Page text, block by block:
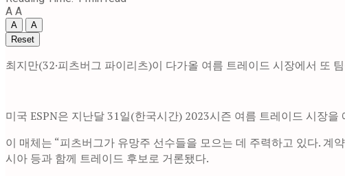
A A
A
A
Reset
최지만(32·피츠버그 파이리츠)이 다가올 여름 트레이드 시장에서 또
미국 ESPN은 지난달 31일(한국시간) 2023시즌 여름 트레이드 시장
이 매체는 “피츠버그가 유망주 선수들을 모으는 데 주력하고 있다.
시아 등과 함께 트레이드 후보로 거론됐다.